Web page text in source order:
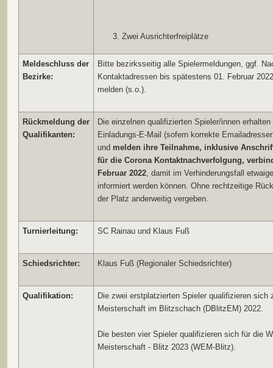
Zwei Ausrichterfreiplätze
Meldeschluss der
Bezirke:
Bitte bezirksseitig alle Spielermeldungen, ggf.
Kontaktadressen bis spätestens 01. Februar
melden (s.o.).
Rückmeldung der
Qualifikanten:
Die einzelnen qualifizierten Spieler/innen
Einladungs-E-Mail (sofern korrekte
und melden ihre Teilnahme, inklusive
für die Corona Kontaktnachverfolgung,
Februar 2022, damit im Verhinderungsfall
informiert werden können. Ohne rechtzeitige
der Platz anderweitig vergeben.
Turnierleitung: SC Rainau und Klaus Fuß
Schiedsrichter: Klaus Fuß (Regionaler Schiedsrichter)
Qualifikation:
Die zwei erstplatzierten Spieler qualifizieren sich
Meisterschaft im Blitzschach (DBlitzEM) 2022.
Die besten vier Spieler qualifizieren sich für die
Meisterschaft - Blitz 2023 (WEM-Blitz).